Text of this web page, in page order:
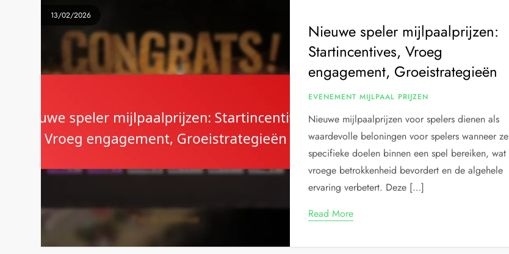
13/02/2026
Nieuwe speler mijlpaalprijzen:
Startincentives, Vroeg
engagement, Groeistrategieën
EVENEMENT MIJLPAAL PRIJZEN
Nieuwe mijlpaalprijzen voor spelers dienen als
waardevolle beloningen voor spelers wanneer ze
specifieke doelen binnen een spel bereiken, wat
vroege betrokkenheid bevordert en de algehele
ervaring verbetert. Deze […]
Read More